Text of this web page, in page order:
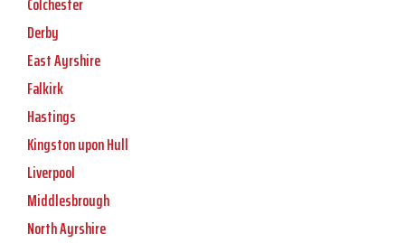
Derby
East Ayrshire
Falkirk
Hastings
Kingston upon Hull
Liverpool
Middlesbrough
North Ayrshire